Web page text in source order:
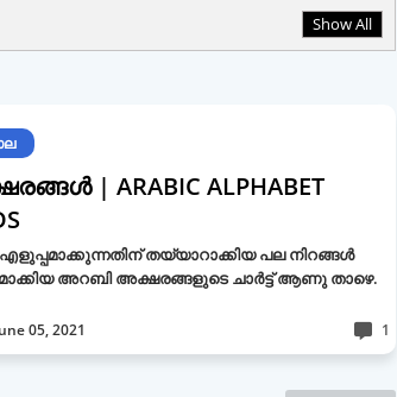
Show All
| ARABIC ALPHABET
തയ്യാറാക്കിയ പല നിറങ്ങൾ
അറബി അക്ഷരങ്ങളുടെ ചാർട്ട് ആണു താഴെ.
05, 2021 1